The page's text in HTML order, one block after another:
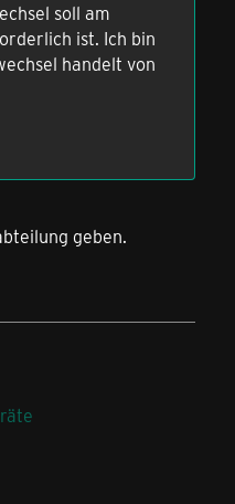
soll am
ist. Ich bin
handelt von
geben.